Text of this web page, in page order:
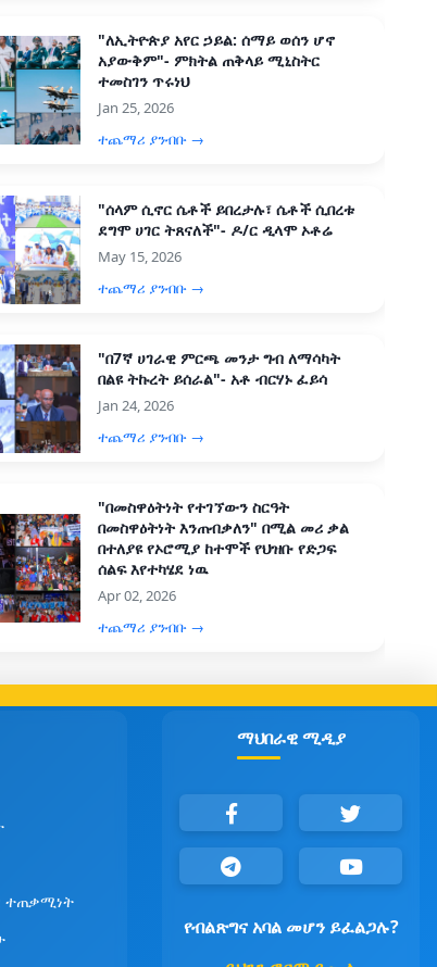
"ለኢትዮጵያ አየር ኃይል: ሰማይ ወሰን ሆኖ
አያውቅም"- ምክትል ጠቅላይ ሚኒስትር
ተመስገን ጥሩነህ
Jan 25, 2026
ተጨማሪ ያንብቡ →
"ሰላም ሲኖር ሴቶች ይበረታሉ፣ ሴቶች ሲበረቱ
ደግሞ ሀገር ትጸናለች"- ዶ/ር ዲላሞ ኦቶሬ
May 15, 2026
ተጨማሪ ያንብቡ →
"በ7ኛ ሀገራዊ ምርጫ መንታ ግብ ለማሳካት
በልዩ ትኩረት ይሰራል"- አቶ ብርሃኑ ፈይሳ
Jan 24, 2026
ተጨማሪ ያንብቡ →
"በመስዋዕትነት የተገኘውን ስርዓት
በመስዋዕትነት እንጠብቃለን" በሚል መሪ ቃል
በተለያዩ የኦሮሚያ ከተሞች የህዝቡ የድጋፍ
ሰልፍ እየተካሄደ ነዉ
Apr 02, 2026
ተጨማሪ ያንብቡ →
ተጠቃሚነት
ማህበራዊ ሚዲያ
የብልጽግና አባል መሆን ይፈልጋሉ?